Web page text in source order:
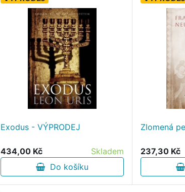
Exodus - VÝPRODEJ
434,00 Kč
Skladem
Do košíku
Zlomená
237,30 Kč